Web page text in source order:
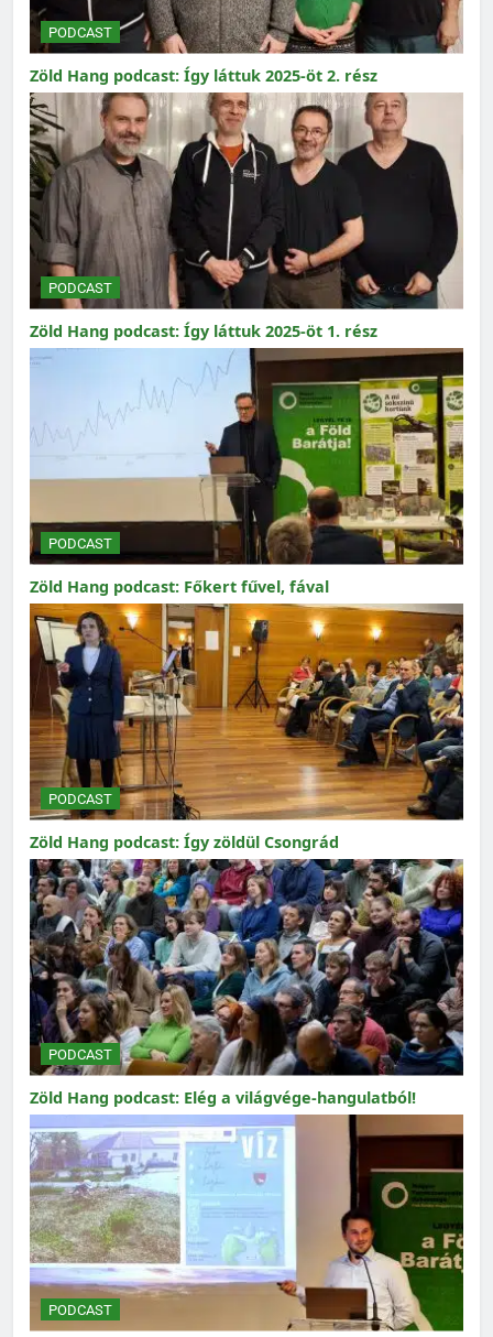
PODCAST
Zöld Hang podcast: Így láttuk 2025-öt 2. rész
PODCAST
Zöld Hang podcast: Így láttuk 2025-öt 1. rész
PODCAST
Zöld Hang podcast: Főkert fűvel, fával
PODCAST
Zöld Hang podcast: Így zöldül Csongrád
PODCAST
Zöld Hang podcast: Elég a világvége-hangulatból!
PODCAST